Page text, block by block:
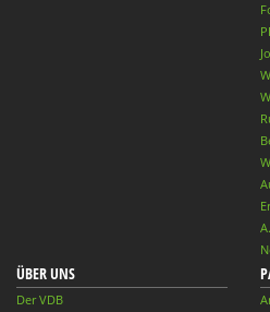
ÜBER UNS
Der VDB